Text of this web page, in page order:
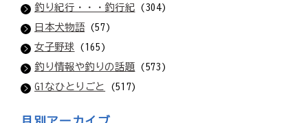
釣り紀行・・・釣行紀 (304)
日本犬物語(57)
女子野球 (165)
釣り情報や釣りの話題 (573)
G1なひとりごと
(517)